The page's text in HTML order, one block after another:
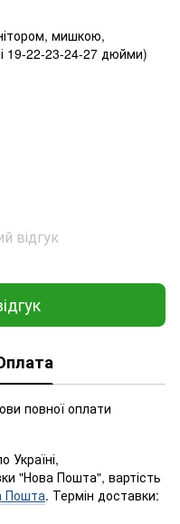
мишкою,
19-22-23-24-27 дюйми)
відгук
повної оплати
Україні,
"Нова Пошта", вартість
Пошта. Термін доставки: